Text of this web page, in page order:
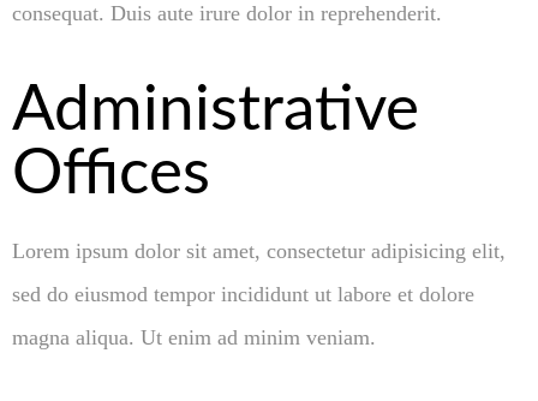
consequat. Duis aute irure dolor in reprehenderit.
Administrative
Offices
Lorem ipsum dolor sit amet, consectetur adipisicing elit,
sed do eiusmod tempor incididunt ut labore et dolore
magna aliqua. Ut enim ad minim veniam.